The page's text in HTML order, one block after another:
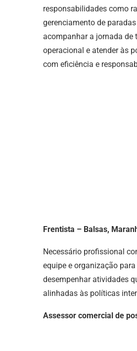
responsabilidades como
gerenciamento de
acompanhar a jornada de
operacional e atender às
com eficiência e
Frentista – Balsas,
Necessário profissional
equipe e organização
desempenhar atividades
alinhadas às políticas
Assessor comercial de